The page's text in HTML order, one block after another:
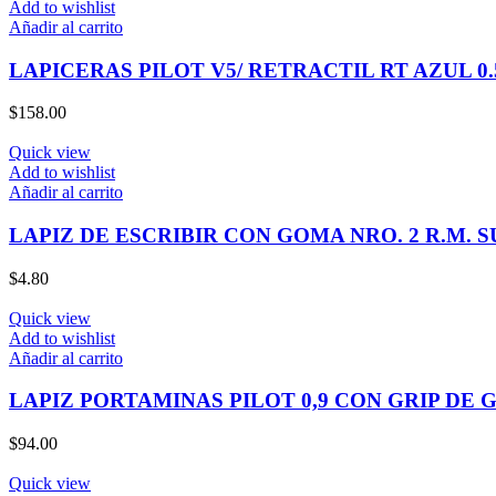
Add to wishlist
Añadir al carrito
LAPICERAS PILOT V5/ RETRACTIL RT AZUL
$158.00
Quick view
Add to wishlist
Añadir al carrito
LAPIZ DE ESCRIBIR CON GOMA NRO. 2 R.M.
$4.80
Quick view
Add to wishlist
Añadir al carrito
LAPIZ PORTAMINAS PILOT 0,9 CON GRIP DE
$94.00
Quick view